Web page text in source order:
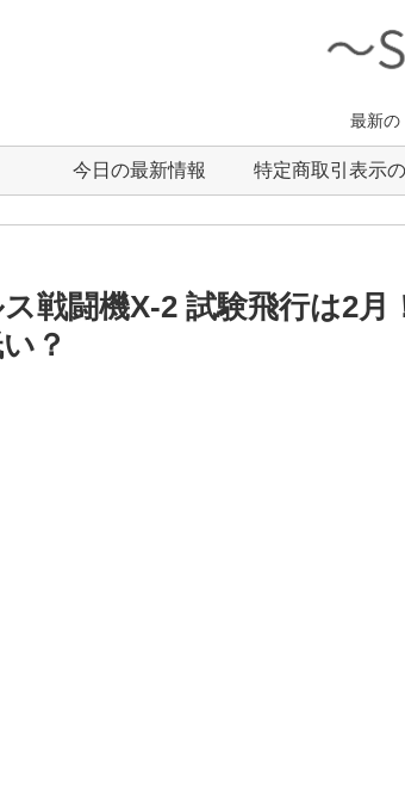
最新の
今日の最新情報 特定商取引表示
戦闘機X-2 試験飛行は2
？